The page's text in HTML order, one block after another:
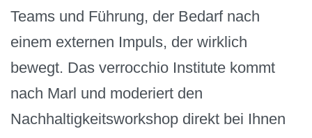
Teams und Führung, der Bedarf nach
einem externen Impuls, der wirklich
bewegt. Das verrocchio Institute kommt
nach Marl und moderiert den
Nachhaltigkeitsworkshop direkt bei Ihnen